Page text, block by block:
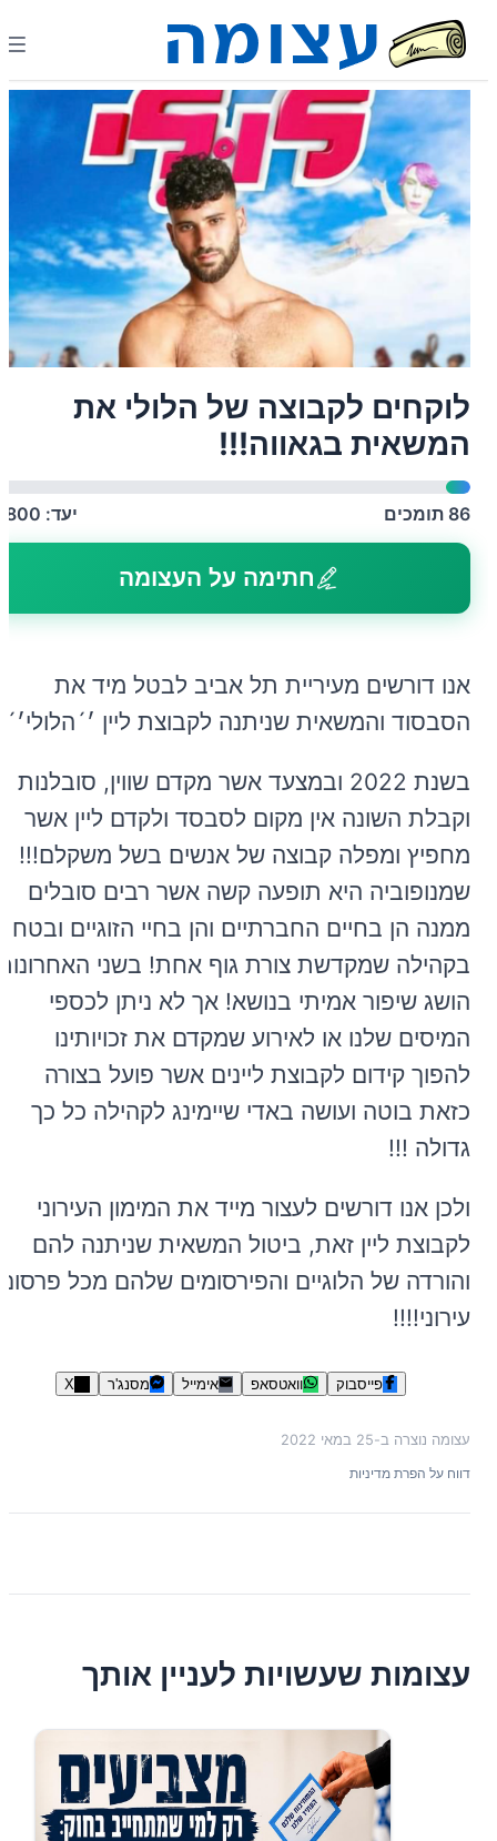
לוקחים לקבוצה של הלולי את
המשאית בגאווה!!!
86 תומכים יעד:
חתימה על העצומה
אנו דורשים מעיריית תל אביב לבטל מיד את
הסבסוד והמשאית שניתנה לקבוצת ליין ׳´הלולי׳´
בשנת 2022 ובמצעד אשר מקדם שווין, סובלנות
וקבלת השונה אין מקום לסבסד ולקדם ליין אשר
מחפיץ ומפלה קבוצה של אנשים בשל משקלם!!!
שמנופוביה היא תופעה קשה אשר רבים סובלים
ממנה הן בחיים החברתיים והן בחיי הזוגיים ובטח
בקהילה שמקדשת צורת גוף אחת! בשני
הושג שיפור אמיתי בנושא! אך לא ניתן לכספי
המיסים שלנו או לאירוע שמקדם את זכויותינו
להפוך קידום לקבוצת ליינים אשר פועל בצורה
כזאת בוטה ועושה באדי שיימינג לקהילה כל כך
גדולה !!!
ולכן אנו דורשים לעצור מייד את המימון העירוני
לקבוצת ליין זאת, ביטול המשאית שניתנה להם
והורדה של הלוגיים והפירסומים שלהם מכל פרסום
עירוני!!!!
פייסבוק וואטסאפ אימייל מסנג'ר X
עצומה נוצרה ב-25 במאי 2022
דווח על הפרת מדיניות
עצומות שעשויות לעניין אותך